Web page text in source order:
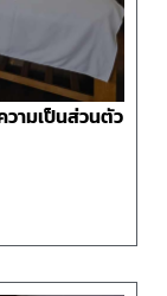
วามเป็นส่วนตัว